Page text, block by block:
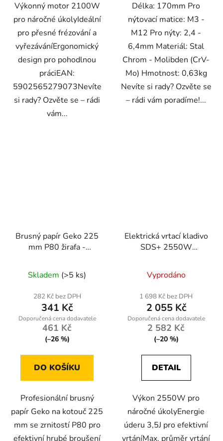
Výkonný motor 2100W
pro náročné úkolyIdeální
pro přesné frézování a
vyřezáváníErgonomický
design pro pohodlnou
práciEAN:
5902565279073Nevíte
si rady? Ozvěte se – rádi
vám...
Délka: 170mm Pro
nýtovací matice: M3 -
M12 Pro nýty: 2,4 -
6,4mm Materiál: Stal
Chrom - Molibden (CrV-
Mo) Hmotnost: 0,63kg
Nevíte si rady? Ozvěte se
– rádi vám poradíme!...
Brusný papír Geko 225
mm P80 žirafa -
perforovaný kotouč pro
hrubé broušení (50 ks)
Skladem (>5 ks)
282 Kč bez DPH
341 Kč
461 Kč
(–26 %)
DO KOŠÍKU
Profesionální brusný
papír Geko na kotouč 225
mm se zrnitostí P80 pro
efektivní hrubé broušení
Elektrická vrtací kladivo
SDS+ 2550W
Vyprodáno
1 698 Kč bez DPH
2 055 Kč
2 582 Kč
(–20 %)
DETAIL
Výkon 2550W pro
náročné úkolyEnergie
úderu 3,5J pro efektivní
vrtáníMax. průměr vrtání